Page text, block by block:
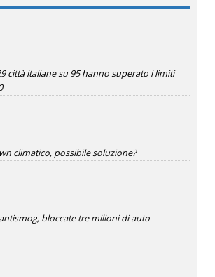
città italiane su 95 hanno superato i limiti
climatico, possibile soluzione?
bloccate tre milioni di auto